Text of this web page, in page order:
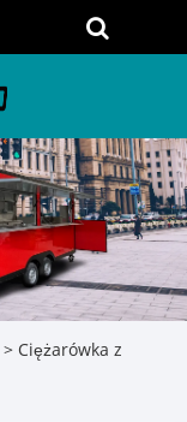
> Ciężarówka z